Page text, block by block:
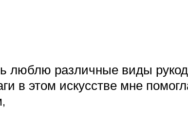
люблю различные виды
в этом искусстве мне